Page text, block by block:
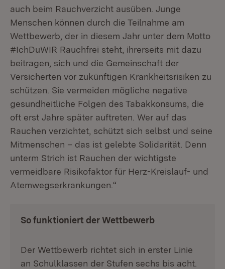
auch beim Rauchverzicht ausüben. Junge
Menschen können durch die Teilnahme am
Wettbewerb, der in diesem Jahr unter dem Motto
#IchDuWIR Rauchfrei steht, ihrerseits mit dazu
beitragen, sich und die Gemeinschaft der
Versicherten vor zukünftigen Krankheitsrisiken zu
schützen. Sie vermeiden mögliche negative
gesundheitliche Folgen des Tabakkonsums, die
oft erst Jahre später auftreten. Wer auf das
Rauchen verzichtet, schützt sich selbst und seine
Mitmenschen – das ist gelebte Solidarität. Denn
unterm Strich ist Rauchen der wichtigste
vermeidbare Risikofaktor für Herz-Kreislauf- und
Atemwegserkrankungen.“
So funktioniert der Wettbewerb
Der Wettbewerb richtet sich in erster Linie
an Schulklassen der Stufen sechs bis acht.